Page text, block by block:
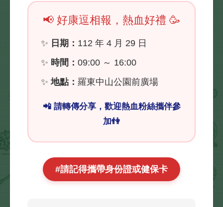
📢 好康逗相報，熱血好禮 🥳
✨ 日期： 112 年 4 月 29 日
✨ 時間： 09:00 ～ 16:00
✨地點： 羅東中山公園前廣場
📲 請轉傳分享，歡迎熱血粉絲攜伴參
加👫
#請記得攜帶身份證或健保卡